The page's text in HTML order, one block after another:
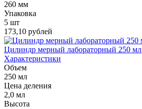
260 мм
Упаковка
5 шт
173,10 рублей
Цилиндр мерный лабораторный 250 мл
Характеристики
Объем
250 мл
Цена деления
2,0 мл
Высота